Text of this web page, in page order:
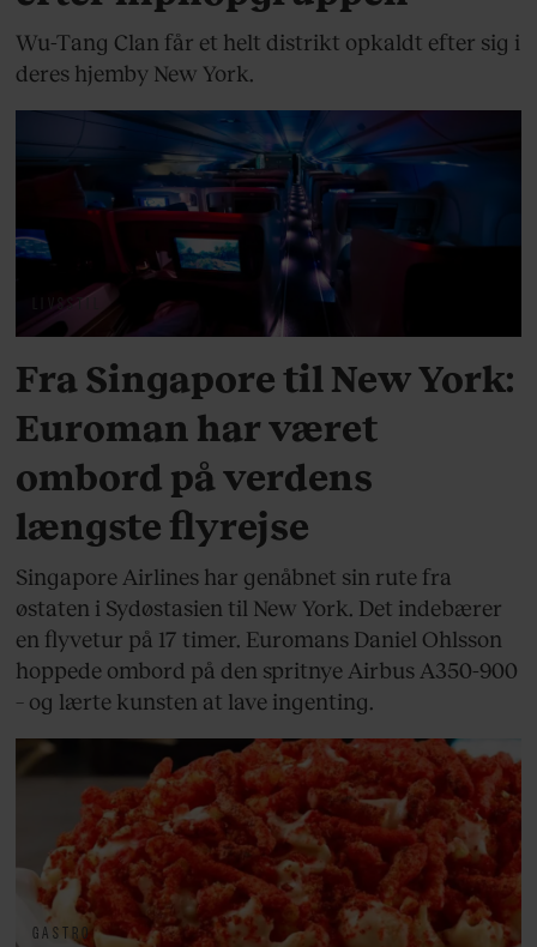
Wu-Tang Clan får et helt distrikt opkaldt efter sig i
deres hjemby New York.
LIVSSTIL
Fra Singapore til New York:
Euroman har været
ombord på verdens
længste flyrejse
Singapore Airlines har genåbnet sin rute fra
østaten i Sydøstasien til New York. Det indebærer
en flyvetur på 17 timer. Euromans Daniel Ohlsson
hoppede ombord på den spritnye Airbus A350-900
– og lærte kunsten at lave ingenting.
GASTRO